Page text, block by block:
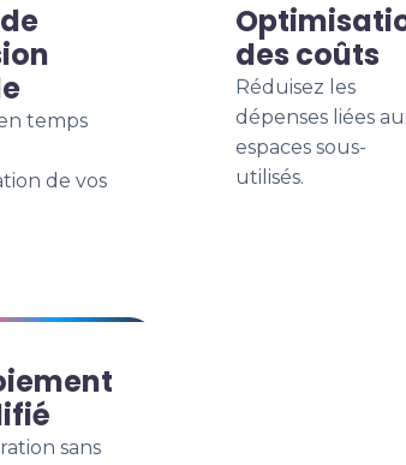
temps
de vos
des coûts
Réduisez les
dépenses liées
espaces sous-
utilisés.
sans